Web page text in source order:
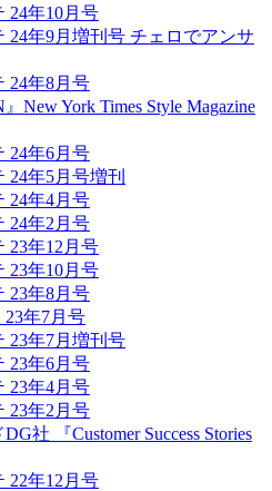
24年10月号
24年9月増刊号 チェロでアンサ
24年8月号
』New York Times Style Magazine
24年6月号
24年5月号増刊
24年4月号
24年2月号
23年12月号
23年10月号
23年8月号
年7月号
23年7月増刊号
23年6月号
23年4月号
23年2月号
社 『Customer Success Stories
22年12月号